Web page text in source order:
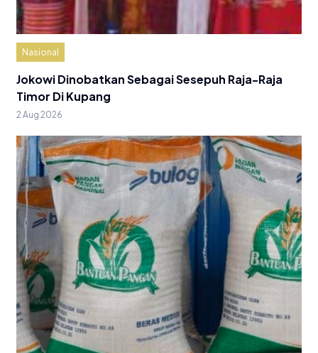
Nasional
Jokowi Dinobatkan Sebagai Sesepuh Raja-Raja
Timor Di Kupang
2 Aug 2026